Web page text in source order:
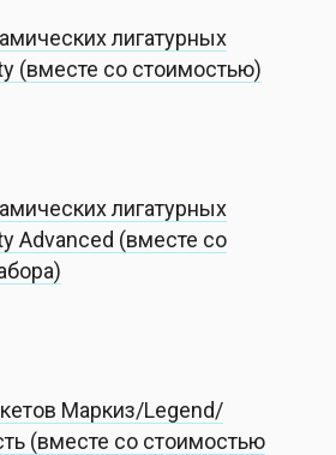
лигатурных
(вместе со стоимостью)
лигатурных
Advanced (вместе со
Маркиз/Legend/
(вместе со стоимостью